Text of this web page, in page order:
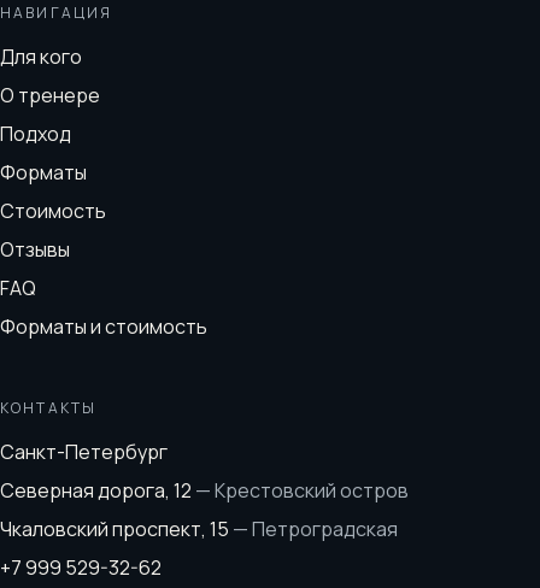
НАВИГАЦИЯ
Для кого
О тренере
Подход
Форматы
Стоимость
Отзывы
FAQ
Форматы и стоимость
КОНТАКТЫ
Санкт-Петербург
Северная дорога, 12 —Крестовский остров
Чкаловский проспект, 15 —Петроградская
+7 999 529-32-62